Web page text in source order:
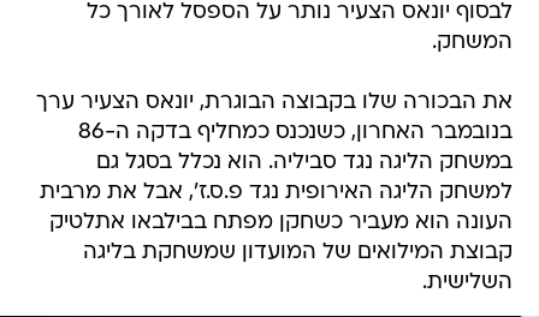
לבסוף יונאס הצעיר נותר על הספסל לאורך כל
המשחק.
את הבכורה שלו בקבוצה הבוגרת, יונאס הצעיר ערך
בנובמבר האחרון, כשנכנס כמחליף בדקה ה-86
במשחק הליגה נגד סביליה. הוא נכלל בסגל גם
למשחק הליגה האירופית נגד פ.ס.ז', אבל את מרבית
העונה הוא מעביר כשחקן מפתח בבילבאו אתלטיק 
קבוצת המילואים של המועדון שמשחקת בליגה
השלישית.